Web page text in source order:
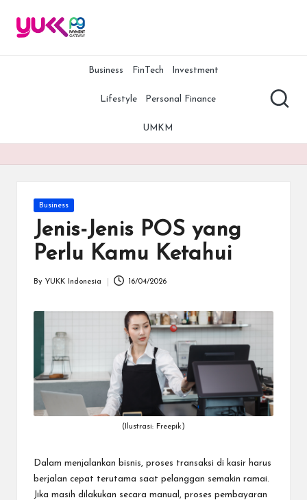
SkipY
G
YUKK
Payment
Indonesia.
Bersama
YUKK
Payment
bisnis
dapat
metode
pembayaran
dana
tujuan
dengan
Business FinTech Investment
Lifestyle Personal Finance
UMKM
Posted
in
Business
Jenis-Jenis POS yang
Perlu Kamu Ketahui
By YUKK Indonesia 16/04/2026
(Ilustrasi: Freepik)
Dalam menjalankan bisnis, proses transaksi di kasir harus
berjalan cepat terutama saat pelanggan semakin ramai.
Jika masih dilakukan secara manual, proses pembayaran